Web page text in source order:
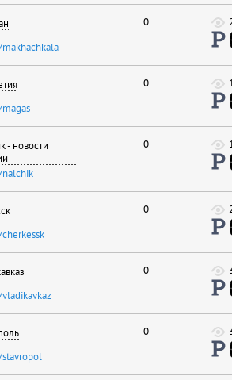
0
0
- новости
0
0
0
0